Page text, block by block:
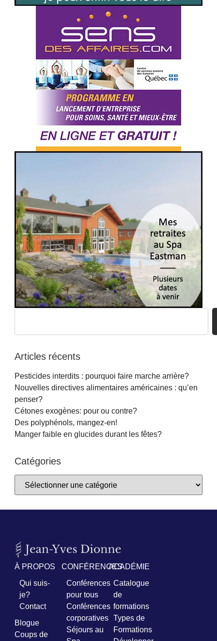
Articles récents
Pesticides interdits : pourquoi faire marche arrière?
Nouvelles directives alimentaires américaines : qu’en
penser?
Cétones exogènes: pour ou contre?
Des polyphénols, mangez-en!
Manger faible en glucides durant les fêtes?
Catégories
À PROPOS
Qui suis-
je?
Contact
Blogue
Coups de
CONFÉRENCES
Conférences
pour tous
Conférences
corporatives
Séjours au
ACADÉMIE
Catalogue
de
formations
Types de
Formations